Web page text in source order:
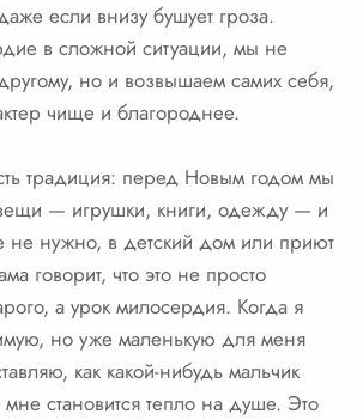
если внизу бушует гроза.
в сложной ситуации, мы не
но и возвышаем самих себя,
чище и благороднее.
традиция: перед Новым годом мы
— игрушки, книги, одежду — и
не нужно, в детский дом или приют
говорит, что это не просто
а урок милосердия. Когда я
но уже маленькую для меня
как какой-нибудь мальчик
становится тепло на душе. Это